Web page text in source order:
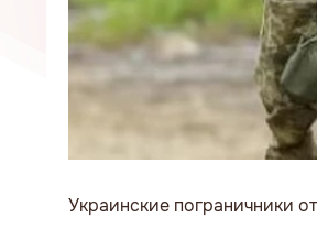
Украинские пограничники